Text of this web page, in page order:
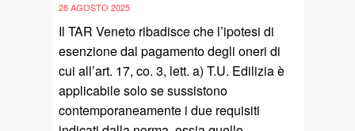
28 AGOSTO 2025
Il TAR Veneto ribadisce che l’ipotesi di
esenzione dal pagamento degli oneri di
cui all’art. 17, co. 3, lett. a) T.U. Edilizia è
applicabile solo se sussistono
contemporaneamente i due requisiti